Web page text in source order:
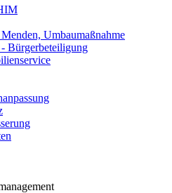
Umbaumaßnahme
Bürgerbeteiligung